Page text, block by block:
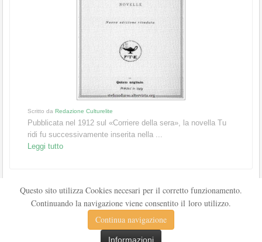
Scritto da Redazione Culturelite
Pubblicata nel 1912 sul «Corriere della sera», la novella Tu
ridi fu successivamente inserita nella ...
Leggi tutto
Questo sito utilizza Cookies necesari per il corretto funzionamento.
Continuando la navigazione viene consentito il loro utilizzo.
Continua navigazione
Informazioni